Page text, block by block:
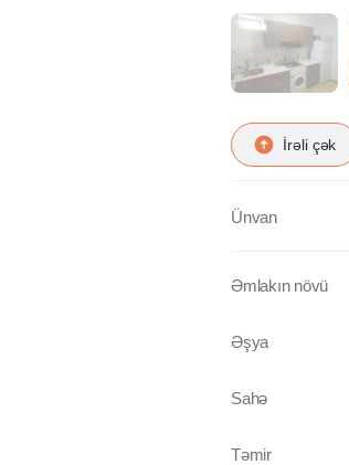
İrəli çək
Ünvan
Əmlakın növü
Əşya
Sahə
Təmir